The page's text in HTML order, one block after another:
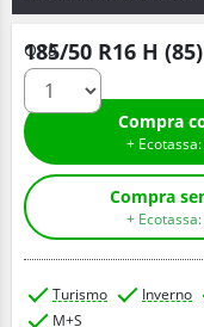
185/50 R16 H (85)
Q.tà
Turismo Inverno
M+S